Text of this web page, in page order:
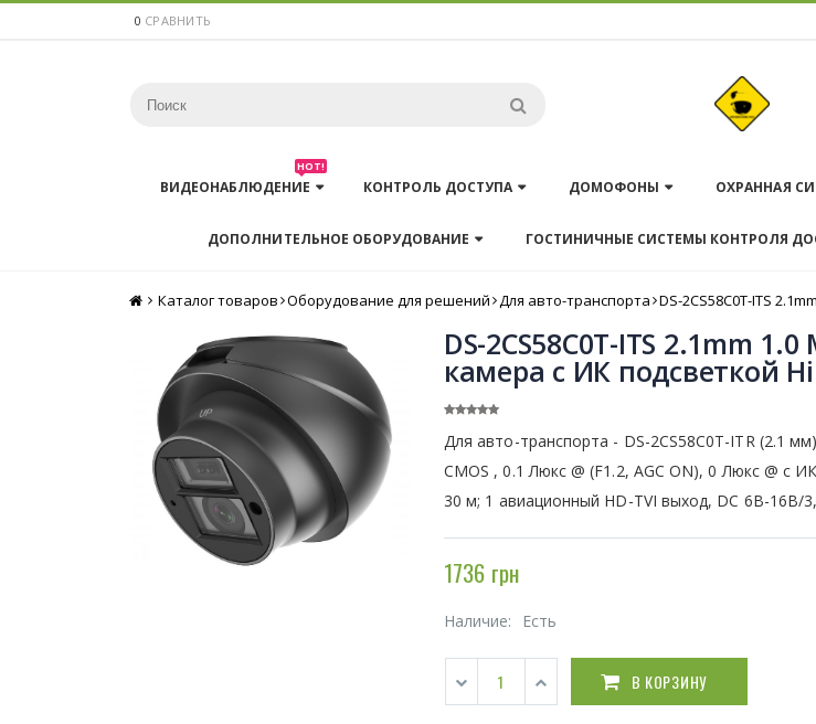
0 СРАВНИТЬ
ВИДЕОНАБЛЮДЕНИЕ
HOT!
КОНТРОЛЬ ДОСТУПА ДОМОФОНЫ ОХРАННАЯ
ДОПОЛНИТЕЛЬНОЕ ОБОРУДОВАНИЕ ГОСТИНИЧНЫЕ СИСТЕМЫ КОНТРОЛЯ
Главная
Каталог товаров Оборудование для решений Для авто-транспорта DS-2CS58C0T-ITS 2.1mm
DS-2CS58C0T-ITS 2.1mm
камера с ИК подсветкой
Для авто-транспорта - DS-2CS58C0T-ITR (2.1
CMOS , 0.1 Люкс @ (F1.2, АGC ON), 0 Люкс @ с
30 м; 1 авиационный HD-TVI выход, DC 6В-16В/
1736 грн
Наличие: Есть
В КОРЗИНУ